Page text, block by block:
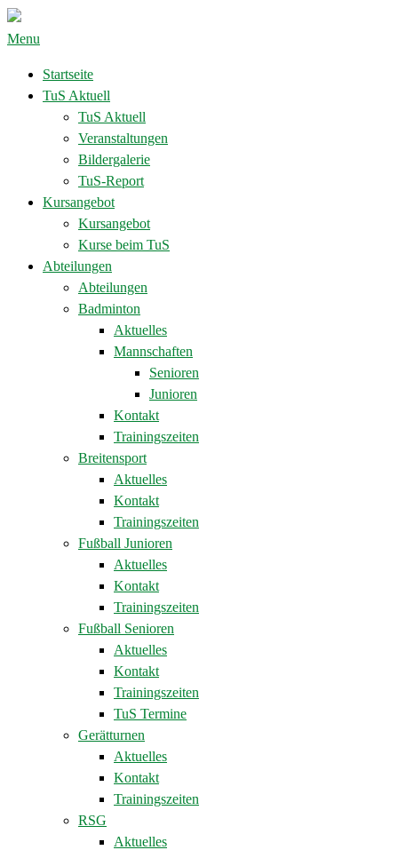
Menu
Startseite
TuS Aktuell
TuS Aktuell
Veranstaltungen
Bildergalerie
TuS-Report
Kursangebot
Kursangebot
Kurse beim TuS
Abteilungen
Abteilungen
Badminton
Aktuelles
Mannschaften
Senioren
Junioren
Kontakt
Trainingszeiten
Breitensport
Aktuelles
Kontakt
Trainingszeiten
Fußball Junioren
Aktuelles
Kontakt
Trainingszeiten
Fußball Senioren
Aktuelles
Kontakt
Trainingszeiten
TuS Termine
Gerätturnen
Aktuelles
Kontakt
Trainingszeiten
RSG
Aktuelles